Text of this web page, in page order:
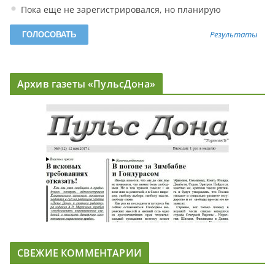
Пока еще не зарегистрировался, но планирую
Результаты
Архив газеты «ПульсДона»
СВЕЖИЕ КОММЕНТАРИИ